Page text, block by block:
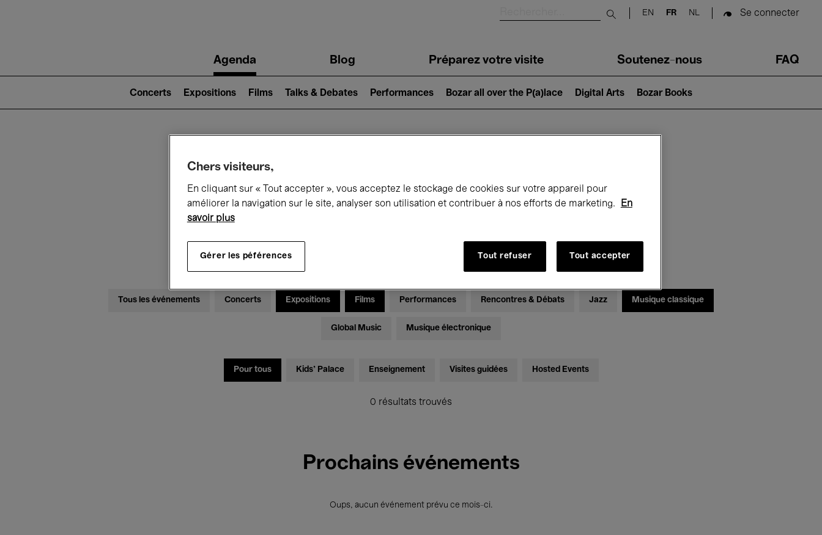
Submit search
EN FR NL Se connecter
navigationAgenda Blog Préparez votre visite Soutenez-nous FAQ
2)
Concerts Expositions Films Talks & Debates Performances Bozar all over the P(a)lace Digital Arts Bozar Books
Ce qui se passe à Bozar
Tous les événements Concerts Expositions Films Performances Rencontres & Débats Jazz Musique classique
Global Music Musique électronique
Pour tous Kids’ Palace Enseignement Visites guidées Hosted Events
0 résultats trouvés
Prochains événements
Oups, aucun événement prévu ce mois-ci.
Chers visiteurs,
En cliquant sur « Tout accepter », vous acceptez le stockage de cookies sur votre appareil pour
améliorer la navigation sur le site, analyser son utilisation et contribuer à nos efforts de marketing.
En
savoir plus
Gérer les péférences Tout refuser Tout accepter